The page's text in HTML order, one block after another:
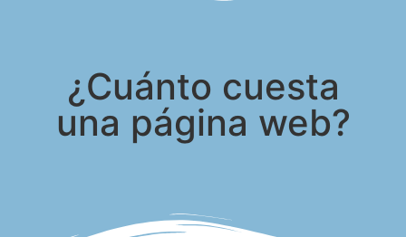
¿Cuánto cuesta
una página web?